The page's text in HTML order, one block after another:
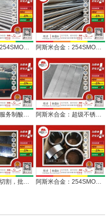
阿斯米合金：254SMO无缝换热管定制批顺利交付
阿斯米合金：服务制酸项目，两卷254SMO不锈钢卷板整售 阿斯米合金：超级不锈钢254SMO不锈钢5毫米板异形切
254SMO按需切割，批量试样助力用户规模应用 阿斯米合金：254SMO锻造车光环新鲜下线